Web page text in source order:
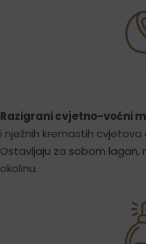
Razigrani cvjetno-voćni
i nježnih kremastih
Ostavljaju za sobom lagan,
okolinu.